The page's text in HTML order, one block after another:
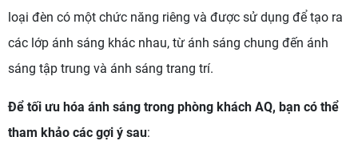
loại đèn có một chức năng riêng và được sử dụng để tạo ra
các lớp ánh sáng khác nhau, từ ánh sáng chung đến ánh
sáng tập trung và ánh sáng trang trí.
Để tối ưu hóa ánh sáng trong phòng khách AQ, bạn có thể
tham khảo các gợi ý sau: